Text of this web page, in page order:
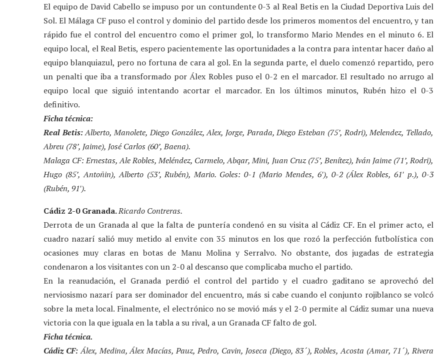
El equipo de David Cabello se impuso por un contundente 0-3 al Real Betis en la Ciudad Deportiva Luis del
Sol. El Málaga CF puso el control y dominio del partido desde los primeros momentos del encuentro, y tan
rápido fue el control del encuentro como el primer gol, lo transformo Mario Mendes en el minuto 6. El
equipo local, el Real Betis, espero pacientemente las oportunidades a la contra para intentar hacer daño al
equipo blanquiazul, pero no fortuna de cara al gol. En la segunda parte, el duelo comenzó repartido, pero
un penalti que iba a transformado por Álex Robles puso el 0-2 en el marcador. El resultado no arrugo al
equipo local que siguió intentando acortar el marcador. En los últimos minutos, Rubén hizo el 0-3
definitivo.
Ficha técnica:
Real Betis:Alberto, Manolete, Diego González, Alex, Jorge, Parada, Diego Esteban (75’, Rodri), Melendez, Tellado,
Abreu (78’, Jaime), José Carlos (60’, Baena).
Malaga CF: Ernestas, Ale Robles, Meléndez, Carmelo, Abqar, Mini, Juan Cruz (75’, Benítez), Iván Jaime (71’, Rodri),
Hugo (85’, Antoñin), Alberto (53’, Rubén), Mario. Goles: 0-1 (Mario Mendes, 6′), 0-2 (Álex Robles, 61′ p.), 0-3
(Rubén, 91′).
Cádiz 2-0 Granada.Ricardo Contreras.
Derrota de un Granada al que la falta de puntería condenó en su visita al Cádiz CF. En el primer acto, el
cuadro nazarí salió muy metido al envite con 35 minutos en los que rozó la perfección futbolística con
ocasiones muy claras en botas de Manu Molina y Serralvo. No obstante, dos jugadas de estrategia
condenaron a los visitantes con un 2-0 al descanso que complicaba mucho el partido.
En la reanudación, el Granada perdió el control del partido y el cuadro gaditano se aprovechó del
nerviosismo nazarí para ser dominador del encuentro, más si cabe cuando el conjunto rojiblanco se volcó
sobre la meta local. Finalmente, el electrónico no se movió más y el 2-0 permite al Cádiz sumar una nueva
victoria con la que iguala en la tabla a su rival, a un Granada CF falto de gol.
Ficha técnica.
Cádiz CF:Álex, Medina, Álex Macías, Pauz, Pedro, Cavin, Joseca (Diego, 83´), Robles, Acosta (Amar, 71´), Rivera